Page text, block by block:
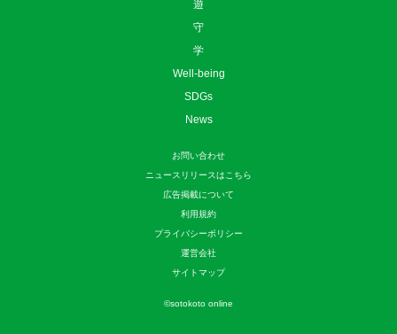
遊
守
学
Well-being
SDGs
News
お問い合わせ
ニュースリリースはこちら
広告掲載について
利用規約
プライバシーポリシー
運営会社
サイトマップ
©sotokoto online